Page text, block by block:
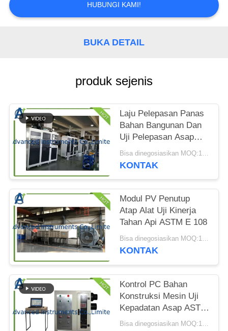
PERMINTAAN
PENAWARAN
PRIVACY
POLICY
HUBUNGI KAMI!
BUKA DETAIL
produk sejenis
Laju Pelepasan Panas
Bahan Bangunan Dan
Uji Pelepasan Asap
Cone Calorimeter
Bisa dinegosiasikan MOQ:1 set
KONTAK
Modul PV Penutup
Atap Alat Uji Kinerja
Tahan Api ASTM E 108
Bisa dinegosiasikan MOQ:1 SET Atap Meliputi Modul PV Alat Uji Kinerja Tahan Api
KONTAK
Kontrol PC Bahan
Konstruksi Mesin Uji
Kepadatan Asap ASTM
D2843
Bisa dinegosiasikan MOQ:1 Set